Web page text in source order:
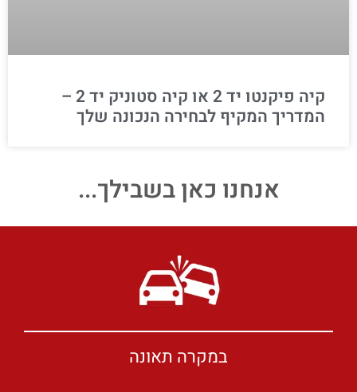
קיה פיקנטו יד 2 או קיה סטוניק יד 2 –
המדריך המקיף לבחירה הנכונה שלך
אנחנו כאן בשבילך...
במקרה תאונה